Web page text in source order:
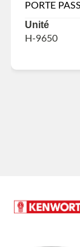
PORTE
Unité
H-9650